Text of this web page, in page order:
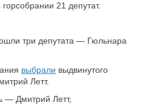
21 депутат.
три депутата — Гюльнара
выбрали выдвинутого
Летт.
— Дмитрий Летт,